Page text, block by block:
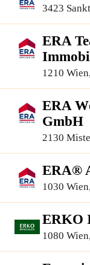
3423
ERA
Estate
1210
ERA
GmbH
2130
ERA®
1030
ERKO
1080